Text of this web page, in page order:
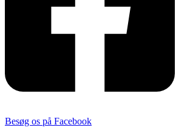
Besøg os på Facebook